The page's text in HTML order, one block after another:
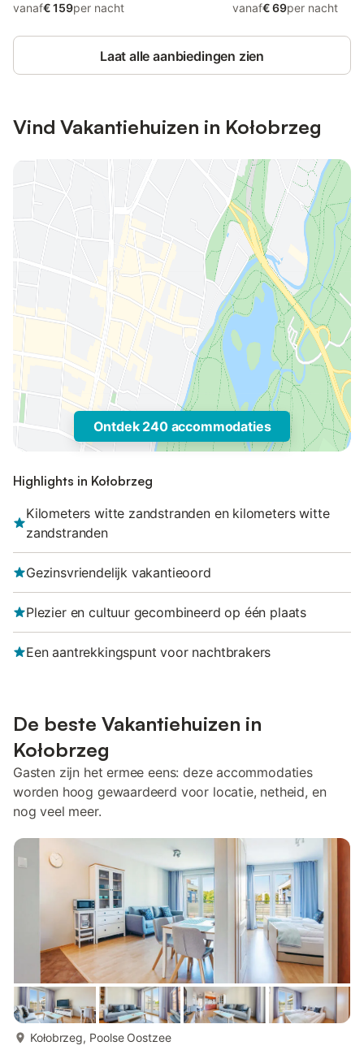
vanaf€ 159per nacht vanaf€ 69per nacht
Laat alle aanbiedingen zien
Vind Vakantiehuizen in Kołobrzeg
Ontdek 240 accommodaties
Highlights in Kołobrzeg
Kilometers witte zandstranden en kilometers witte
zandstranden
Gezinsvriendelijk vakantieoord
Plezier en cultuur gecombineerd op één plaats
Een aantrekkingspunt voor nachtbrakers
De beste Vakantiehuizen in
Kołobrzeg
Gasten zijn het ermee eens: deze accommodaties
worden hoog gewaardeerd voor locatie, netheid, en
nog veel meer.
Kołobrzeg, Poolse Oostzee